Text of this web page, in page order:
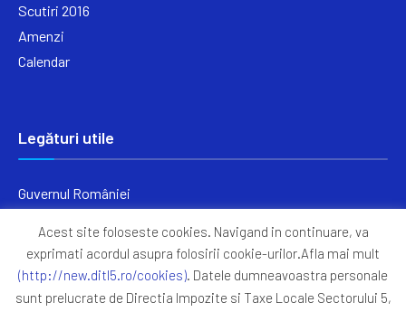
Scutiri 2016
Amenzi
Calendar
Legături utile
Guvernul României
Primăria Sectorul 5
ANAF
Acest site foloseste cookies. Navigand in continuare, va
exprimati acordul asupra folosirii cookie-urilor.Afla mai mult
(http://new.ditl5.ro/cookies). Datele dumneavoastra personale
sunt prelucrate de Directia Impozite si Taxe Locale Sectorului 5,